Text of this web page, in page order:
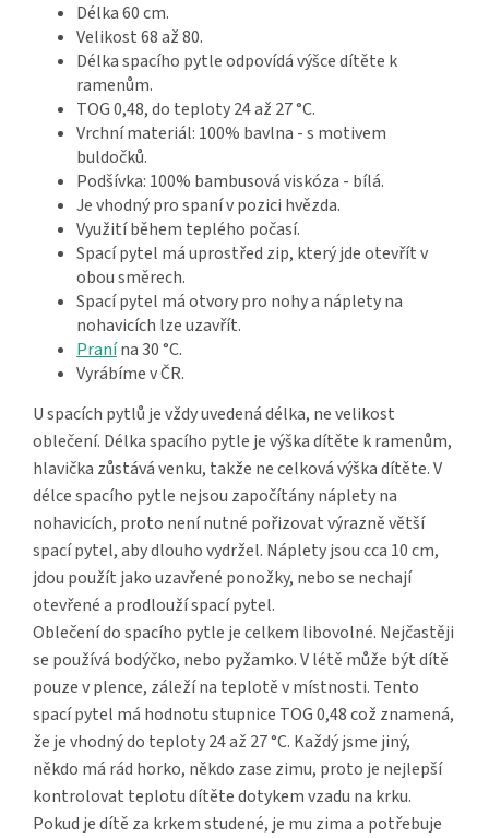
Délka 60 cm.
Velikost 68 až 80.
Délka spacího pytle odpovídá výšce dítěte k
ramenům.
TOG 0,48, do teploty 24 až 27 °C.
Vrchní materiál: 100% bavlna - s motivem
buldočků.
Podšívka: 100% bambusová viskóza - bílá.
Je vhodný pro spaní v pozici hvězda.
Využití během teplého počasí.
Spací pytel má uprostřed zip, který jde otevřít v
obou směrech.
Spací pytel má otvory pro nohy a náplety na
nohavicích lze uzavřít.
Pranína 30 °C.
Vyrábíme v ČR.
U spacích pytlů je vždy uvedená délka, ne velikost
oblečení. Délka spacího pytle je výška dítěte k ramenům,
hlavička zůstává venku, takže ne celková výška dítěte. V
délce spacího pytle nejsou započítány náplety na
nohavicích, proto není nutné pořizovat výrazně větší
spací pytel, aby dlouho vydržel. Náplety jsou cca 10 cm,
jdou použít jako uzavřené ponožky, nebo se nechají
otevřené a prodlouží spací pytel.
Oblečení do spacího pytle je celkem libovolné. Nejčastěji
se používá bodýčko, nebo pyžamko. V létě může být dítě
pouze v plence, záleží na teplotě v místnosti. Tento
spací pytel má hodnotu stupnice TOG 0,48 což znamená,
že je vhodný do teploty 24 až 27 °C. Každý jsme jiný,
někdo má rád horko, někdo zase zimu, proto je nejlepší
kontrolovat teplotu dítěte dotykem vzadu na krku.
Pokud je dítě za krkem studené, je mu zima a potřebuje